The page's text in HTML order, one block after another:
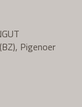
Pigenoer